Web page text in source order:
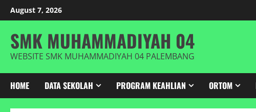
Skip
to
content
August 7, 2026
SMK MUHAMMADIYAH 04
WEBSITE SMK MUHAMMADIYAH 04 PALEMBANG
HOME DATA SEKOLAH PROGRAM KEAHLIAN ORTOM